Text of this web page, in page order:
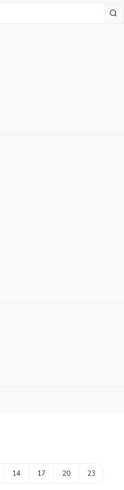
14 17 20 23